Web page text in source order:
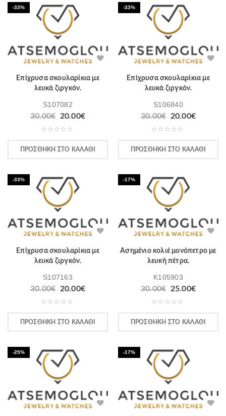
-33%
Επίχρυσα σκουλαρίκια με
λευκά ζιργκόν.
S107082
30.00€ 20.00€
ΠΡΟΣΘΉΚΗ ΣΤΟ ΚΑΛΆΘΙ
-33%
Επίχρυσα σκουλαρίκια με
λευκά ζιργκόν.
S106840
30.00€ 20.00€
ΠΡΟΣΘΉΚΗ ΣΤΟ ΚΑΛΆΘΙ
-33%
Επίχρυσα σκουλαρίκια με
λευκά ζιργκόν.
S107163
30.00€ 20.00€
ΠΡΟΣΘΉΚΗ ΣΤΟ ΚΑΛΆΘΙ
-17%
Ασημένιο κολιέ μονόπετρο με
λευκή πέτρα.
K105903
30.00€ 25.00€
ΠΡΟΣΘΉΚΗ ΣΤΟ ΚΑΛΆΘΙ
-25% -17%